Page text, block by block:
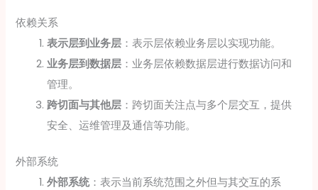
依赖关系
表示层到业务层 ：表示层依赖业务层以实现功能。
业务层到数据层 ：业务层依赖数据层进行数据访问和
管理。
跨切面与其他层 ：跨切面关注点与多个层交互，提供
安全、运维管理及通信等功能。
外部系统
外部系统：表示当前系统范围之外但与其交互的系